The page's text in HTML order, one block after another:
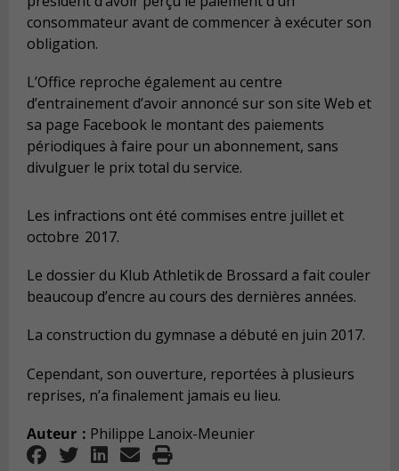
consommateur avant de commencer à exécuter son
obligation.
L’Office reproche également au centre
d’entrainement d’avoir annoncé sur son site Web et
sa page Facebook le montant des paiements
périodiques à faire pour un abonnement, sans
divulguer le prix total du service.
Les infractions ont été commises entre juilletet
octobre 2017.
Le dossier du Klub Athletikde Brossard a fait couler
beaucoup d’encre au cours des dernières années.
La construction du gymnase a débuté en juin 2017.
Cependant, son ouverture, reportées à plusieurs
reprises, n’a finalement jamais eu lieu.
Auteur : Philippe Lanoix-Meunier